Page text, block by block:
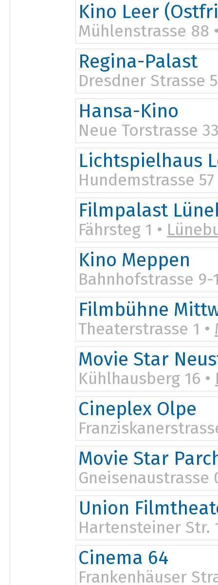
Kino Leer
Mühlenstrasse 88
17:00
19:30
Regina-Palast
Dresdner Strasse
Hansa-Kino
Neue Torstrasse
Lichtspielhaus
Hundemstrasse
20:15
Filmpalast
Fährsteg 1 •
Kino Meppen
Bahnhofstrasse 9-
Filmbühne
Theaterstrasse 1 •
Movie Star
Kühlhausberg 16 •
Cineplex Olpe
17:30
Movie Star
Gneisenaustrasse
Union
Hartensteiner Str.
Cinema 64
Frankenhäuser